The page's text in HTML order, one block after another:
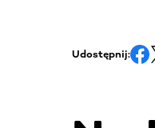
Udostępnij: